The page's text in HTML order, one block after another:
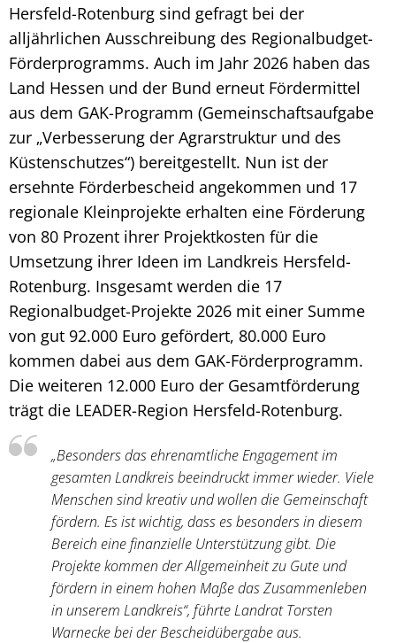
Hersfeld-Rotenburg sind gefragt bei der
alljährlichen Ausschreibung des Regionalbudget-
Förderprogramms. Auch im Jahr 2026 haben das
Land Hessen und der Bund erneut Fördermittel
aus dem GAK-Programm (Gemeinschaftsaufgabe
zur „Verbesserung der Agrarstruktur und des
Küstenschutzes“) bereitgestellt. Nun ist der
ersehnte Förderbescheid angekommen und 17
regionale Kleinprojekte erhalten eine Förderung
von 80 Prozent ihrer Projektkosten für die
Umsetzung ihrer Ideen im Landkreis Hersfeld-
Rotenburg. Insgesamt werden die 17
Regionalbudget-Projekte 2026 mit einer Summe
von gut 92.000 Euro gefördert, 80.000 Euro
kommen dabei aus dem GAK-Förderprogramm.
Die weiteren 12.000 Euro der Gesamtförderung
trägt die LEADER-Region Hersfeld-Rotenburg.
„Besonders das ehrenamtliche Engagement im
gesamten Landkreis beeindruckt immer wieder. Viele
Menschen sind kreativ und wollen die Gemeinschaft
fördern. Es ist wichtig, dass es besonders in diesem
Bereich eine finanzielle Unterstützung gibt. Die
Projekte kommen der Allgemeinheit zu Gute und
fördern in einem hohen Maße das Zusammenleben
in unserem Landkreis“, führte Landrat Torsten
Warnecke bei der Bescheidübergabe aus.